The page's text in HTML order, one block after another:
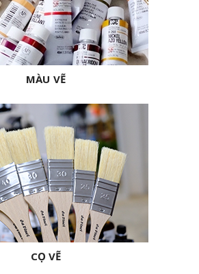
MÀU VẼ
CỌ VẼ